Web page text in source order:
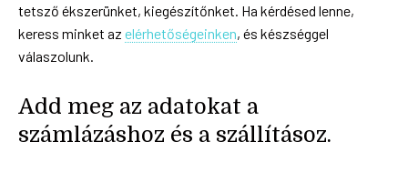
tetsző ékszerünket, kiegészítőnket. Ha kérdésed lenne,
keress minket az elérhetőségeinken, és készséggel
válaszolunk.
Add meg az adatokat a
számlázáshoz és a szállításoz.